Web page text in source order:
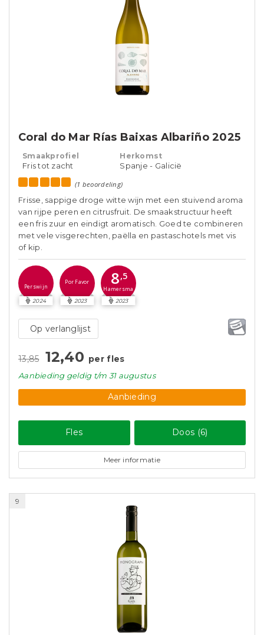
Coral do Mar Rías Baixas Albariño 2025
Smaakprofiel
Fris tot zacht
Herkomst
Spanje - Galicië
(1 beoordeling)
Frisse, sappige droge witte wijn met een stuivend aroma
van rijpe peren en citrusfruit. De smaakstructuur heeft
een fris zuur en eindigt aromatisch. Goed te combineren
met vele visgerechten, paëlla en pastaschotels met vis
of kip.
Perswijn
2024
Por Favor
2023
8,5
Hamersma
2023
Op verlanglijst
13,85 12,40 per fles
Aanbieding geldigt/m 31 augustus
Aanbieding
Fles Doos (6)
Meer informatie
9